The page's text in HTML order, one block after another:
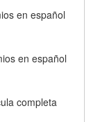
en español
en español
completa